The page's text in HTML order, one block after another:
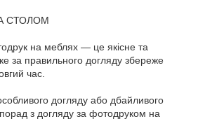
СТОЛОМ
на меблях — це якісне та
за правильного догляду збереже
час.
догляду або дбайливого
з догляду за фотодруком на